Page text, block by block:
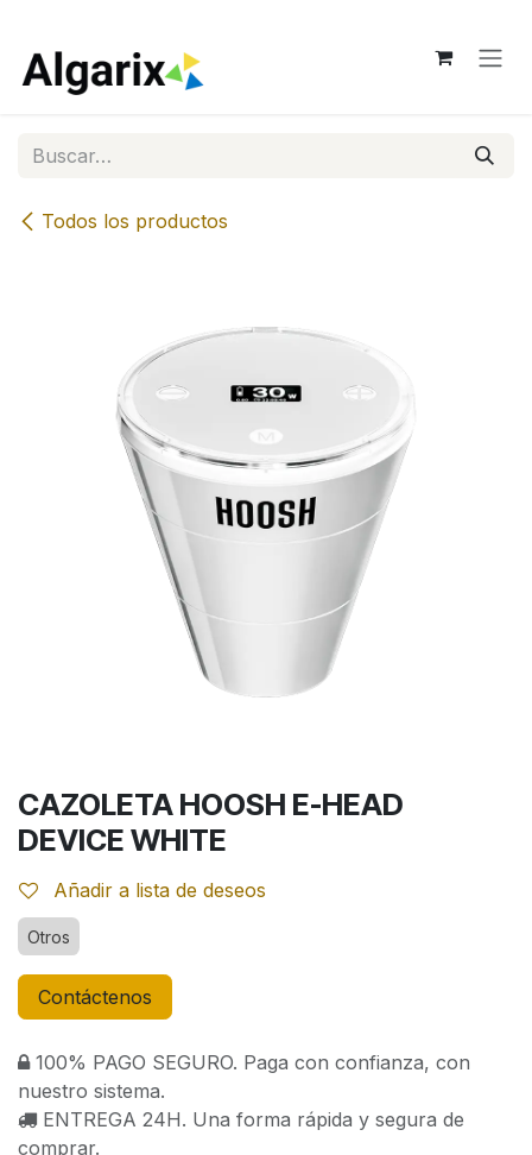
Todos los productos
CAZOLETA HOOSH E-HEAD
DEVICE WHITE
Añadir a lista de deseos
Otros
Contáctenos
100% PAGO SEGURO. Paga con confianza, con
nuestro sistema.
ENTREGA 24H. Una forma rápida y segura de
comprar.